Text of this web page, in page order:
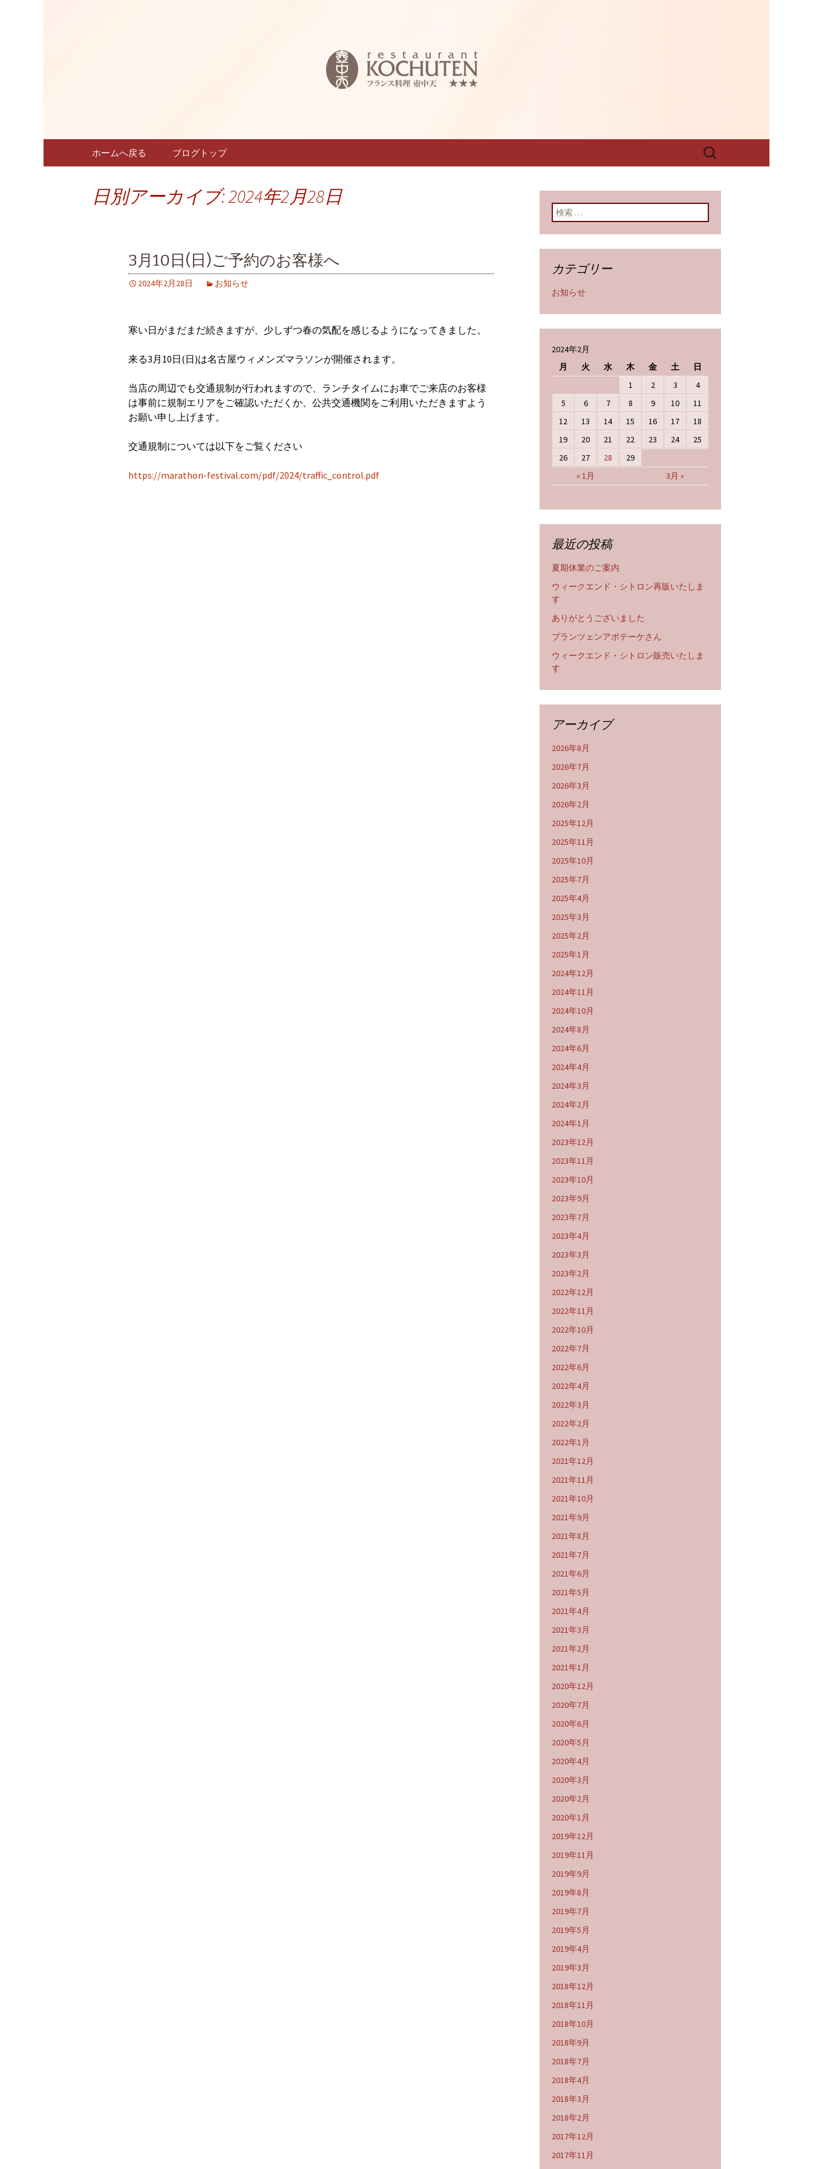
名古屋新栄フレンチ「仏蘭西料理 壺中天
～こちゅうてん～」のブログ
コンテンツへ移動
ホームへ戻る ブログトップ
検
日別アーカイブ: 2024年2月28日
3月10日(日)ご予約のお客様へ
2024年2月28日 お知らせ
寒い日がまだまだ続きますが、少しずつ春の気配を感じるようになってきました。
来る3月10日(日)は名古屋ウィメンズマラソンが開催されます。
当店の周辺でも交通規制が行われますので、ランチタイムにお車でご来店のお客様
は事前に規制エリアをご確認いただくか、公共交通機関をご利用いただきますよう
お願い申し上げます。
交通規制については以下をご覧ください
https://marathon-festival.com/pdf/2024/traffic_control.pdf
検索:
カテゴリー
お知らせ
2024年2月
月
火 水 木 金 土 日
« 1月 3月 »
1 2 3
4
5
6 7 8 9 10
11
12
13 14 15 16 17
18
19
20 21 22 23 24
25
26
27 28 29
最近の投稿
夏期休業のご案内
ウィークエンド・シトロン再販いたしま
す
ありがとうございました
プランツェンアポテーケさん
ウィークエンド・シトロン販売いたしま
す
アーカイブ
2026年8月
2026年7月
2026年3月
2026年2月
2025年12月
2025年11月
2025年10月
2025年7月
2025年4月
2025年3月
2025年2月
2025年1月
2024年12月
2024年11月
2024年10月
2024年8月
2024年6月
2024年4月
2024年3月
2024年2月
2024年1月
2023年12月
2023年11月
2023年10月
2023年9月
2023年7月
2023年4月
2023年3月
2023年2月
2022年12月
2022年11月
2022年10月
2022年7月
2022年6月
2022年4月
2022年3月
2022年2月
2022年1月
2021年12月
2021年11月
2021年10月
2021年9月
2021年8月
2021年7月
2021年6月
2021年5月
2021年4月
2021年3月
2021年2月
2021年1月
2020年12月
2020年7月
2020年6月
2020年5月
2020年4月
2020年3月
2020年2月
2020年1月
2019年12月
2019年11月
2019年9月
2019年8月
2019年7月
2019年5月
2019年4月
2019年3月
2018年12月
2018年11月
2018年10月
2018年9月
2018年7月
2018年4月
2018年3月
2018年2月
2017年12月
2017年11月